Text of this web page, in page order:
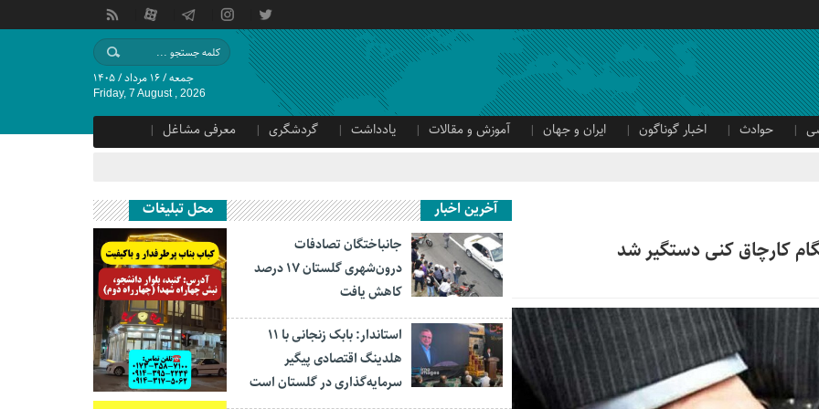
جمعه / ۱۶ مرداد / ۱۴۰۵
Friday, 7 August , 2026
حوادث اخبار گوناگون ایران و جهان آموزش و مقالات یادداشت گردشگری
معرفی مشاغل
کارچاق کنی دستگیر شد
آخرین اخبار
جانباختگان تصادفات
درون‌شهری گلستان ۱۷ درصد
کاهش یافت
استاندار: بابک زنجانی با ۱۱
هلدینگ اقتصادی پیگیر
سرمایه‌گذاری در گلستان است
محل تبلیغات